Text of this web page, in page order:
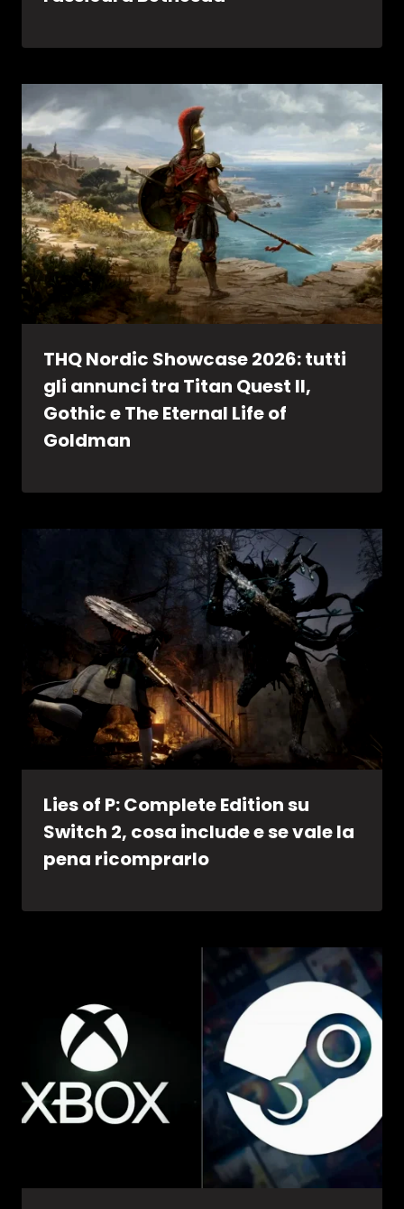
THQ Nordic Showcase 2026: tutti
gli annunci tra Titan Quest II,
Gothic e The Eternal Life of
Goldman
Lies of P: Complete Edition su
Switch 2, cosa include e se vale la
pena ricomprarlo